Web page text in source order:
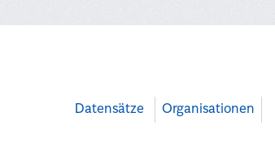
Datensätze Organisationen